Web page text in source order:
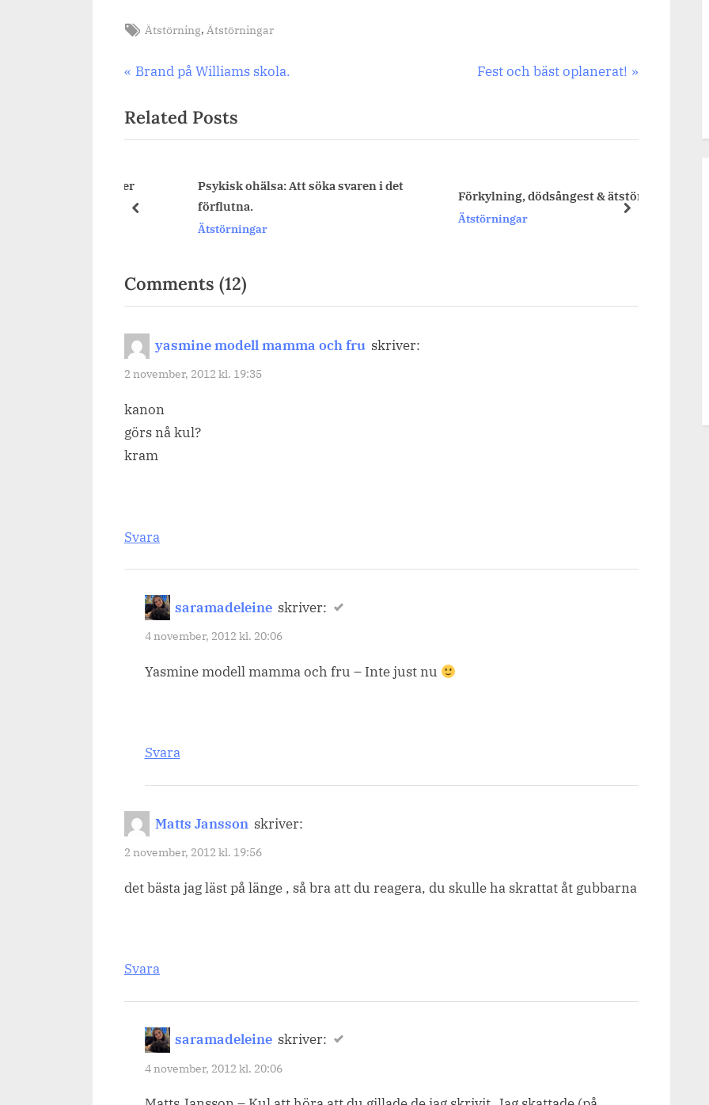
Tags:
Ätstörning, Ätstörningar
Inläggsnavigering
Previous
Brand på Williams skola.
Next
Fest och bäst oplanerat!
Related Posts
Psykisk ohälsa: Att söka svaren i det
förflutna.
Ätstörningar
Förkylning, dödsångest & ätstörningar.
Ätstörningar
prev next
Comments (12)
“Skyltdockans
förbannelse.”
yasmine modell mamma och fru skriver:
2 november, 2012 kl. 19:35
kanon
görs nå kul?
kram
Svara
saramadeleine skriver:
4 november, 2012 kl. 20:06
Yasmine modell mamma och fru – Inte just nu
Svara
Matts Jansson skriver:
2 november, 2012 kl. 19:56
det bästa jag läst på länge , så bra att du reagera, du skulle ha skrattat åt gubbarna
Svara
saramadeleine skriver:
4 november, 2012 kl. 20:06